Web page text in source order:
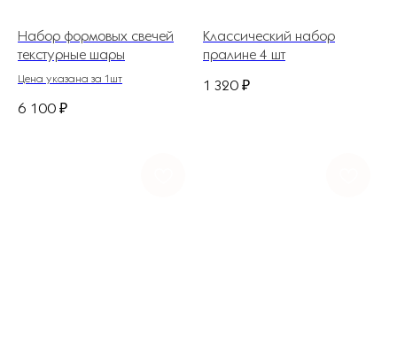
Набор формовых свечей
текстурные шары
Цена указана за 1шт
6 100 ₽
Классический набор
пралине 4 шт
1 320 ₽